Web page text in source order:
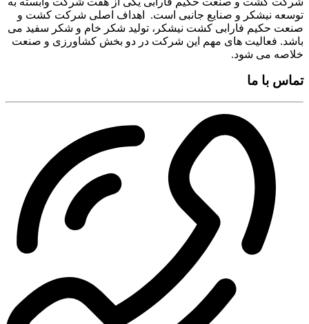
توسعه نیشکر و صنایع جانبی است. اهداف اصلی شرکت کشت و
صنعت حکیم فارابی کشت نیشکر، تولید شکر خام و شکر سفید می
باشد. فعالیت های مهم این شرکت در دو بخش کشاورزی و صنعت
خلاصه می شود.
تماس با ما